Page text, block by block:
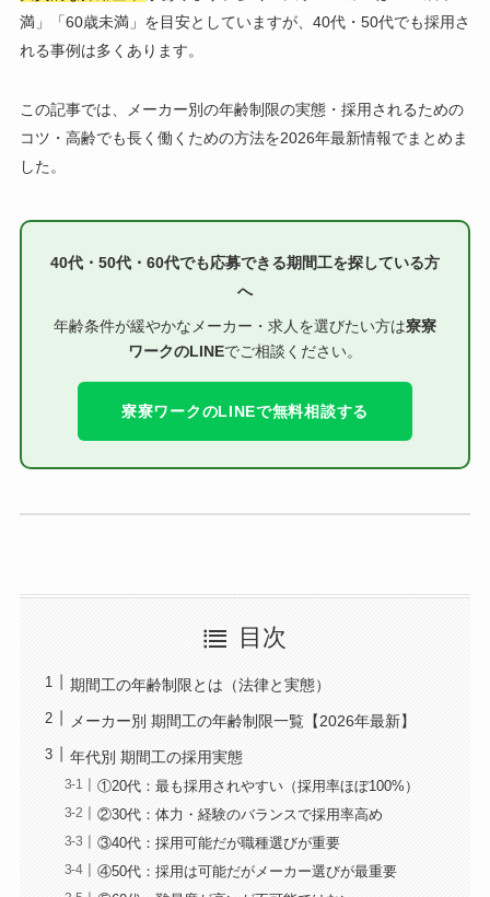
満」「60歳未満」を目安としていますが、40代・50代でも採用さ
れる事例は多くあります。
この記事では、メーカー別の年齢制限の実態・採用されるための
コツ・高齢でも長く働くための方法を2026年最新情報でまとめま
した。
40代・50代・60代でも応募できる期間工を探している方
へ
年齢条件が緩やかなメーカー・求人を選びたい方は寮寮
ワークのLINEでご相談ください。
寮寮ワークのLINEで無料相談する
目次
期間工の年齢制限とは（法律と実態）
メーカー別 期間工の年齢制限一覧【2026年最新】
年代別 期間工の採用実態
①20代：最も採用されやすい（採用率ほぼ100%）
②30代：体力・経験のバランスで採用率高め
③40代：採用可能だが職種選びが重要
④50代：採用は可能だがメーカー選びが最重要